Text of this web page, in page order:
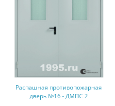
Распашная противопожарная
дверь №16 - ДМПС 2